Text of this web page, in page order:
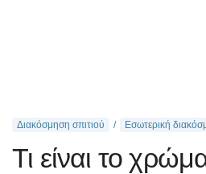
Διακόσμηση σπιτιού Εσωτερική
Τι είναι το